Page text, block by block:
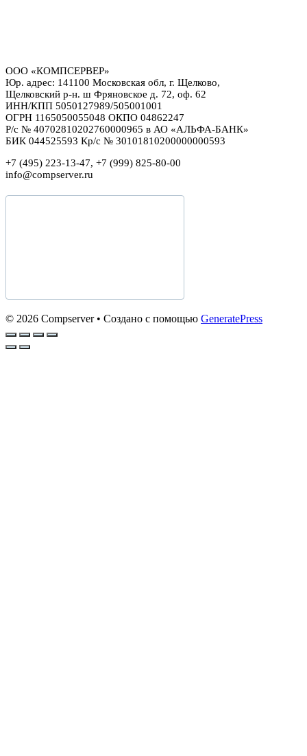
ООО «КОМПСЕРВЕР»
Юр. адрес: 141100 Московская обл, г. Щелково,
Щелковский р-н. ш Фряновское д. 72, оф. 62
ИНН/КПП 5050127989/505001001
ОГРН 1165050055048 ОКПО 04862247
Р/с № 40702810202760000965 в АО «АЛЬФА-БАНК»
БИК 044525593 Кр/с № 30101810200000000593
+7 (495) 223-13-47, +7 (999) 825-80-00
info@compserver.ru
© 2026 Compserver• Создано с помощью GeneratePress